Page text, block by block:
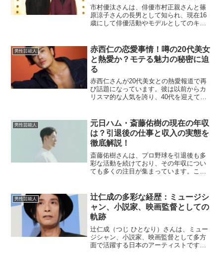
能
市村優汰さんは、俳優市村正親さんと篠
原涼子さんの長男として知られ、現在16
歳にして俳優活動やモデルとしてのキャ
っており、今後が非常に楽しみな若手タ
レントです。ここでは市...
男性芸能人
赤西仁の恋愛事情！噂の20代美女
と熱愛か？モテる魅力の秘密に迫
る
赤西仁さんが20代美女との熱愛報道で再
び話題になっています。彼は以前からカ
リスマ的な人気を誇り、40代を迎えても
の女性にモテる理由について解説しま
す。赤西仁、20代美女...
男性芸能人
元日ハム・斎藤佑樹の現在の年収
は？引退後の仕事と収入の実態を
徹底解説！
斎藤佑樹さんは、プロ野球を引退後も多
彩な活動を続けており、その年収につい
ても多くの注目が集まっています。この
しく解説します。斎藤佑樹の引退後の年
収はいくら？斎藤佑樹さん...
男性芸能人
辻仁成の多彩な経歴：ミュージシ
ャン、小説家、映画監督としての
軌跡
辻仁成（つじ ひとなり）さんは、ミュー
ジシャン、小説家、映画監督として多方
面で活躍する日本のアーティストです。